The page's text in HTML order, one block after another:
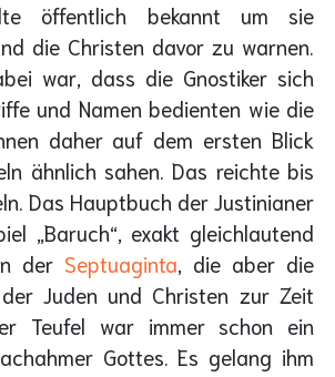
öffentlich bekannt um sie
die Christen davor zu warnen.
war, dass die Gnostiker sich
und Namen bedienten wie die
daher auf dem ersten Blick
ähnlich sahen. Das reichte bis
Das Hauptbuch der Justinianer
„Baruch“, exakt gleichlautend
der Septuaginta, die aber die
Juden und Christen zur Zeit
Teufel war immer schon ein
Gottes. Es gelang ihm